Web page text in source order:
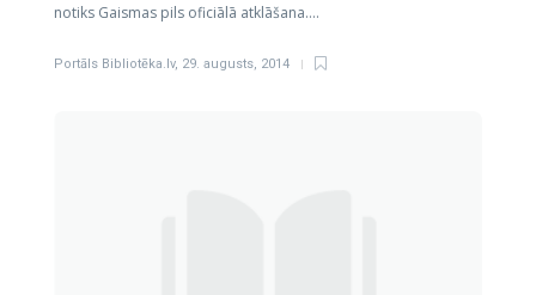
notiks Gaismas pils oficiālā atklāšana….
Portāls Bibliotēka.lv, 29. augusts, 2014